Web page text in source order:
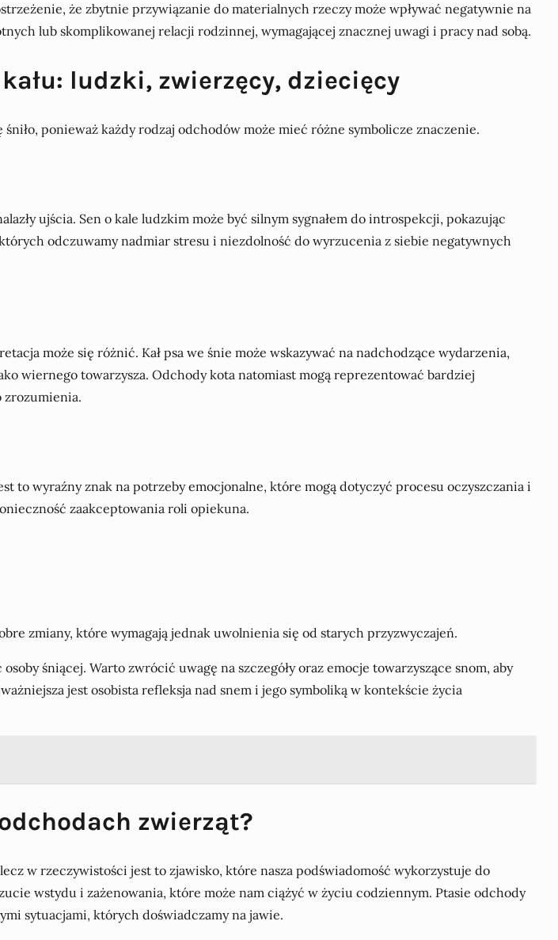
że zbytnie przywiązanie do materialnych rzeczy może wpływać negatywnie na
lub skomplikowanej relacji rodzinnej, wymagającej znacznej uwagi i pracy nad sobą.
ludzki, zwierzęcy, dziecięcy
ponieważ każdy rodzaj odchodów może mieć różne symbolicze znaczenie.
ujścia. Sen o kale ludzkim może być silnym sygnałem do introspekcji, pokazując
odczuwamy nadmiar stresu i niezdolność do wyrzucenia z siebie negatywnych
może się różnić. Kał psa we śnie może wskazywać na nadchodzące wydarzenia,
wiernego towarzysza. Odchody kota natomiast mogą reprezentować bardziej
zrozumienia.
to wyraźny znak na potrzeby emocjonalne, które mogą dotyczyć procesu oczyszczania i
zaakceptowania roli opiekuna.
zmiany, które wymagają jednak uwolnienia się od starych przyzwyczajeń.
śniącej. Warto zwrócić uwagę na szczegóły oraz emocje towarzyszące snom, aby
jest osobista refleksja nad snem i jego symboliką w kontekście życia
zwierząt?
w rzeczywistości jest to zjawisko, które nasza podświadomość wykorzystuje do
wstydu i zażenowania, które może nam ciążyć w życiu codziennym. Ptasie odchody
sytuacjami, których doświadczamy na jawie.